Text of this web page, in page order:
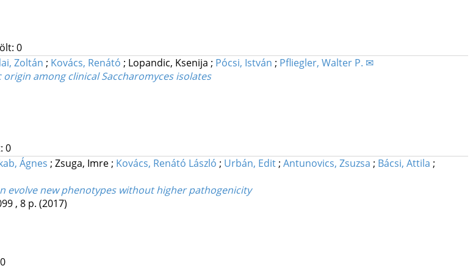
0
Zoltán ; Kovács, Renátó ; Lopandic, Ksenija ; Pócsi, István ; Pfliegler, Walter P. ✉
among clinical Saccharomyces isolates
0
Ágnes ; Zsuga, Imre; Kovács, Renátó László ; Urbán, Edit; Antunovics, Zsuzsa ; Bácsi, Attila ;
evolve new phenotypes without higher pathogenicity
, 8 p. (2017)